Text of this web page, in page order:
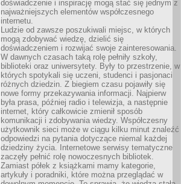
doświadczenie i inspirację mogą stać się jednym z
najważniejszych elementów współczesnego
internetu.
Ludzie od zawsze poszukiwali miejsc, w których
mogą zdobywać wiedzę, dzielić się
doświadczeniem i rozwijać swoje zainteresowania.
W dawnych czasach taką rolę pełniły szkoły,
biblioteki oraz uniwersytety. Były to przestrzenie, w
których spotykali się uczeni, studenci i pasjonaci
różnych dziedzin. Z biegiem czasu pojawiły się
nowe formy przekazywania informacji. Najpierw
była prasa, później radio i telewizja, a następnie
internet, który całkowicie zmienił sposób
komunikacji i zdobywania wiedzy. Współczesny
użytkownik sieci może w ciągu kilku minut znaleźć
odpowiedzi na pytania dotyczące niemal każdej
dziedziny życia. Internetowe serwisy tematyczne
zaczęły pełnić rolę nowoczesnych bibliotek.
Zamiast półek z książkami mamy kategorie,
artykuły i poradniki, które można przeglądać w